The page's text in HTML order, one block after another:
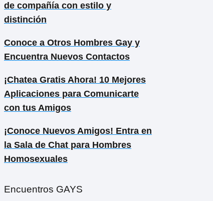
de compañía con estilo y
distinción
Conoce a Otros Hombres Gay y
Encuentra Nuevos Contactos
¡Chatea Gratis Ahora! 10 Mejores
Aplicaciones para Comunicarte
con tus Amigos
¡Conoce Nuevos Amigos! Entra en
la Sala de Chat para Hombres
Homosexuales
Encuentros GAYS